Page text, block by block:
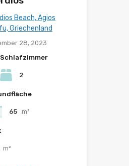
Beach, Agios
Griechenland
28, 2023
Schlafzimmer
2
65 m²
m²